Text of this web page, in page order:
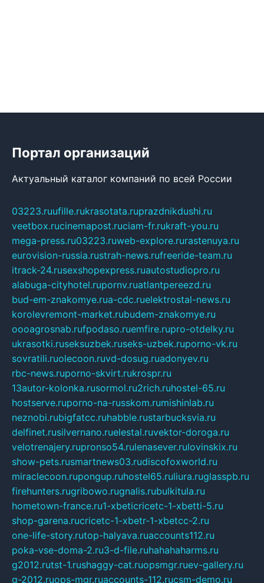
Портал организаций
Актуальный каталог компаний по всей России
03223.ruufille.rukrasotata.ruprazdnikdushi.ru
veetbox.rucinemapost.ruciam-fr.rukraft-you.ru
mega-press.ru03223.ruweb-explore.rurastenuya.ru
eurovision-russia.rustrah-news.rufreeride-team.ru
itrack-24.rusexshopexpress.ruautostudiopro.ru
alabuga-cityhotel.rupornv.ruatlantpereezd.ru
bud-em-znakomye.rua-cdc.ruelektrostal-news.ru
korolevremont-market.rubudem-znakomye.ru
oooagrosnab.rufpodaso.ruemfire.rupro-otdelky.ru
ukrasotki.ruseksuzbek.ruseks-uzbek.ruporno-vk.ru
sovratili.ruolecoon.ruvd-dosug.ruadonyev.ru
rbc-news.ruporno-skvirt.rukrospr.ru
13autor-kolonka.rusormol.ru2rich.ruhostel-65.ru
hostserve.ruporno-na-russkom.rumishinlab.ru
neznobi.rubigfatcc.ruhabble.rustarbucksvia.ru
delfinet.rusilvernano.ruelestal.ruvektor-doroga.ru
velotrenajery.rupronso54.rulenasever.rulovinskix.ru
show-pets.rusmartnews03.rudiscofoxworld.ru
miraclecoon.rupongup.ruhostel65.ruliura.ruglasspb.ru
firehunters.rugribowo.rugnalis.rubulkitula.ru
hometown-france.ru1-xbeticricetc-1-xbetti-5.ru
shop-garena.rucricetc-1-xbetr-1-xbetcc-2.ru
one-life-story.rutop-halyava.ruaccounts112.ru
poka-vse-doma-2.ru3-d-file.ruhahahaharms.ru
g2012.rutst-1.rushaggy-cat.ruopsmgr.ruev-gallery.ru
g-2012.ruops-mgr.ruaccounts-112.rucsm-demo.ru